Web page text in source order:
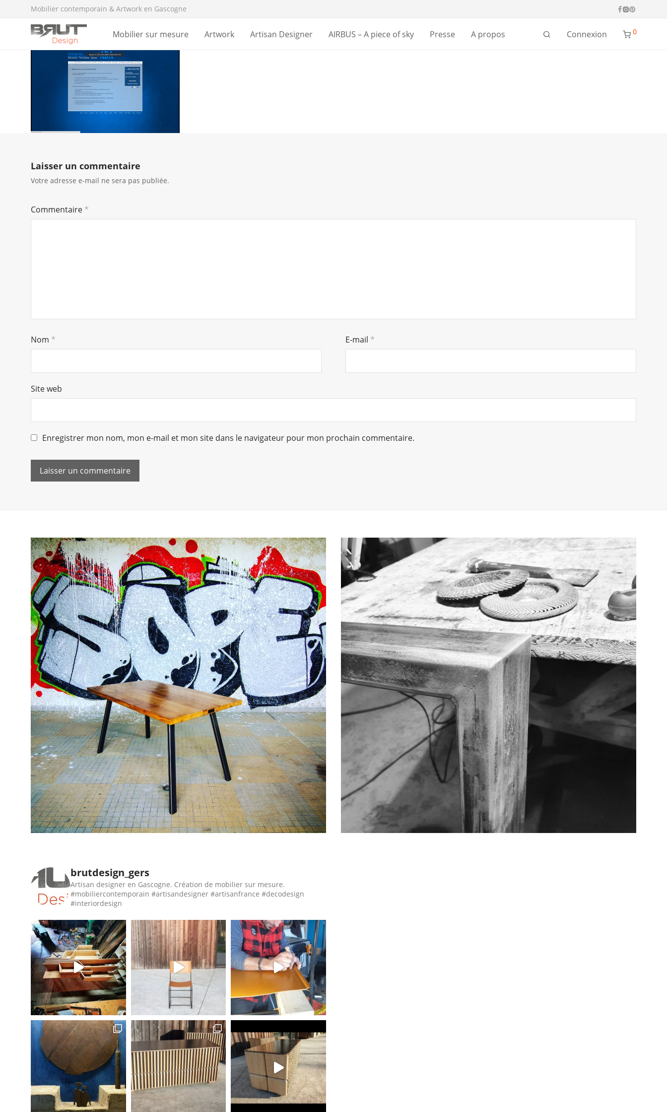
Mobilier contemporain & Artwork en Gascogne
Mobilier sur mesure Artwork Artisan Designer AIRBUS – A piece of sky Presse A propos Connexion 0
Laisser un commentaire
Votre adresse e-mail ne sera pas publiée.
Commentaire *
Nom * E-mail *
Site web
Enregistrer mon nom, mon e-mail et mon site dans le navigateur pour mon prochain commentaire.
brutdesign_gers
Artisan designer en Gascogne. Création de mobilier sur mesure.
#mobiliercontemporain #artisandesigner #artisanfrance #decodesign
#interiordesign